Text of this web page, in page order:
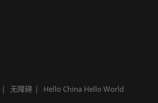
无障碍 Hello China Hello World